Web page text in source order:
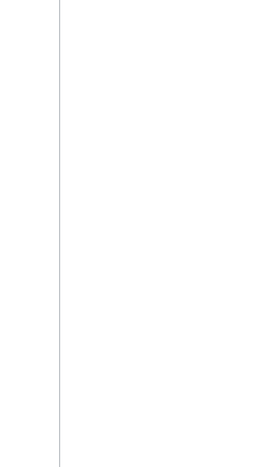
Para integrar Fleet Engine en
Configura el servicio Fleet
operadores, conductores y